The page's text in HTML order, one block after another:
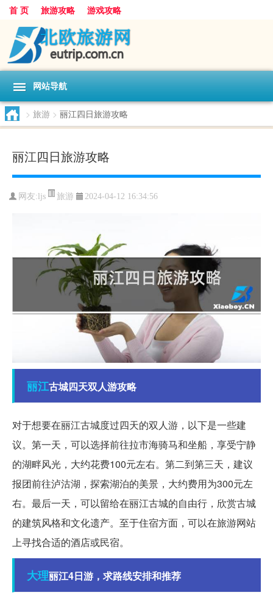
首 页 旅游攻略 游戏攻略
网站导航
> 旅游 > 丽江四日旅游攻略
丽江四日旅游攻略
网友: ljs 旅游 2024-04-12 16:34:56
丽江古城四天双人游攻略
对于想要在丽江古城度过四天的双人游，以下是一些建
议。第一天，可以选择前往拉市海骑马和坐船，享受宁静
的湖畔风光，大约花费100元左右。第二到第三天，建议
报团前往泸沽湖，探索湖泊的美景，大约费用为300元左
右。最后一天，可以留给在丽江古城的自由行，欣赏古城
的建筑风格和文化遗产。至于住宿方面，可以在旅游网站
上寻找合适的酒店或民宿。
大理丽江4日游，求路线安排和推荐